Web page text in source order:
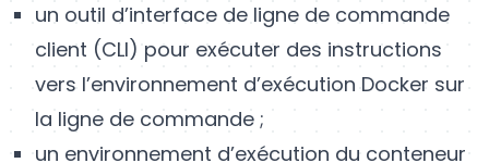
un outil d’interface de ligne de commande
client (CLI) pour exécuter des instructions
vers l’environnement d’exécution Docker sur
la ligne de commande ;
un environnement d’exécution du conteneur